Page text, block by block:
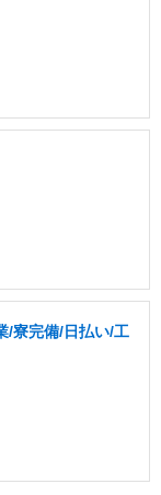
/寮完備/日払い/工